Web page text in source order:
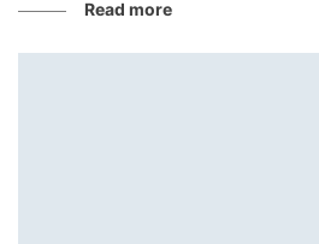
Read more